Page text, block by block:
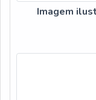
Imagem